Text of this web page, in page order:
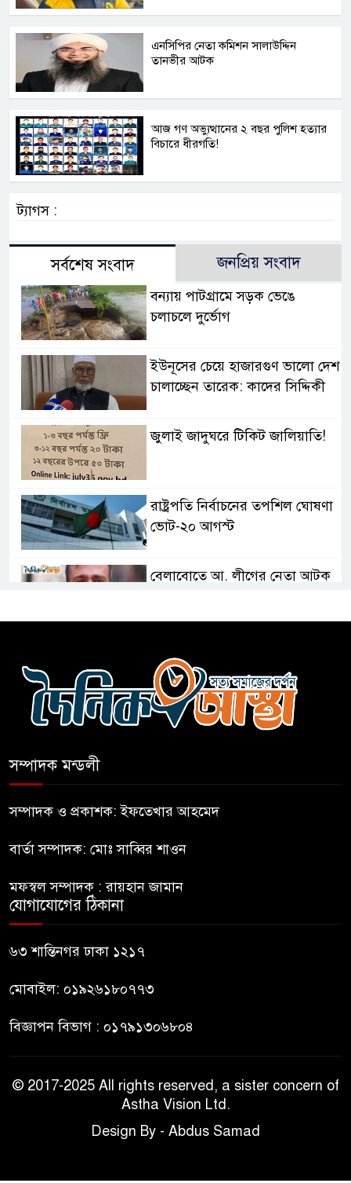
এনসিপির নেতা কমিশন সালাউদ্দিন
তানভীর আটক
আজ গণ অভ্যুত্থানের ২ বছর পুলিশ হত্যার
বিচারে ধীরগতি!
ট্যাগস :
সর্বশেষ সংবাদ জনপ্রিয় সংবাদ
বন্যায় পাটগ্রামে সড়ক ভেঙে
চলাচলে দুর্ভোগ
ইউনূসের চেয়ে হাজারগুণ ভালো দেশ
চালাচ্ছেন তারেক: কাদের সিদ্দিকী
জুলাই জাদুঘরে টিকিট জালিয়াতি!
রাষ্ট্রপতি নির্বাচনের তপশিল ঘোষণা
ভোট-২০ আগস্ট
বেলাবোতে আ. লীগের নেতা আটক
ছাড়লেন ১১ দলের নেতারা
এআই বক্তব্য দিয়েছে শেখ হাসিনা
ঐক্যের পদযাত্রা আটকে দিলো
সুযোগ দেওয়ায় ঢাকার ক্ষোভ
সম্পাদক মন্ডলী
সম্পাদক ও প্রকাশক: ইফতেখার আহমেদ
বার্তা সম্পাদক: মোঃ সাব্বির শাওন
মফস্বল সম্পাদক : রায়হান জামান
যোগাযোগের ঠিকানা
৬৩ শান্তিনগর ঢাকা ১২১৭
মোবাইল: ০১৯২৬১৮০৭৭৩
বিজ্ঞাপন বিভাগ : ০১৭৯১৩০৬৮০৪
© 2017-2025 All rights reserved, a sister concern of
Astha Vision Ltd.
Design By - Abdus Samad